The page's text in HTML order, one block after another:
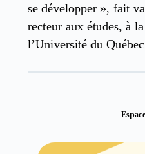
se développer », fait
recteur aux études, à
l’Université du